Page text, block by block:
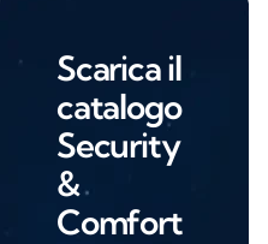
Scarica il
catalogo
Security
&
Comfort